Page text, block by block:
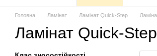
Головна Ламінат Ламінат Quick-Step
Ламінат Quick-